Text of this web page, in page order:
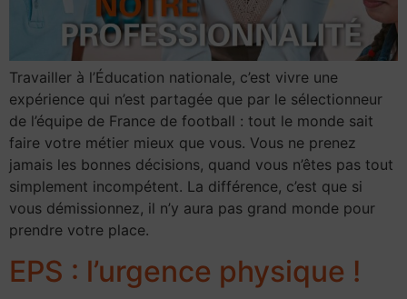
Travailler à l’Éducation nationale, c’est vivre une
expérience qui n’est partagée que par le sélectionneur
de l’équipe de France de football : tout le monde sait
faire votre métier mieux que vous. Vous ne prenez
jamais les bonnes décisions, quand vous n’êtes pas tout
simplement incompétent. La différence, c’est que si
vous démissionnez, il n’y aura pas grand monde pour
prendre votre place.
EPS : l’urgence physique !